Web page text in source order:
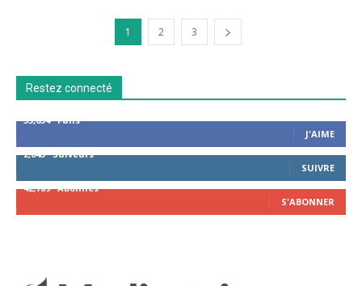
1 2 3
Restez connecté
53,654
Fans
J'AIME
2,043 Suiveurs
SUIVRE
42,789 Abonnés
S'ABONNER